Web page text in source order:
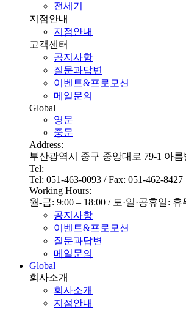
전세기
지점안내
지점안내
고객센터
공지사항
질문과답변
이벤트&프로모션
메일문의
Global
영문
중문
Address:
부산광역시 중구 중앙대로 79-1 아름
Tel:
Tel: 051-463-0093 / Fax: 051-462-8427
Working Hours:
월-금: 9:00 – 18:00 / 토·일·공휴일: 휴
공지사항
이벤트&프로모션
질문과답변
메일문의
Global
회사소개
회사소개
지점안내